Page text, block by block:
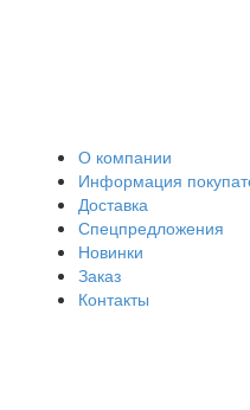
О компании
Информация
Доставка
Спецпредложения
Новинки
Заказ
Контакты